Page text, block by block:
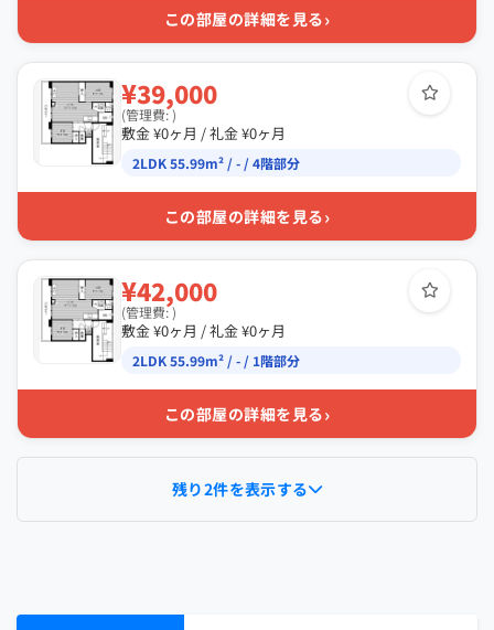
この部屋の詳細を見る›
¥39,000
(管理費: )
敷金 ¥0ヶ月 / 礼金 ¥0ヶ月
2LDK 55.99m² / - / 4階部分
この部屋の詳細を見る›
¥42,000
(管理費: )
敷金 ¥0ヶ月 / 礼金 ¥0ヶ月
2LDK 55.99m² / - / 1階部分
この部屋の詳細を見る›
残り2件を表示する